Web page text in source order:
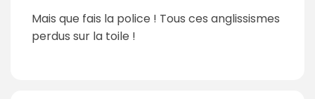
Mais que fais la police ! Tous ces anglissismes
perdus sur la toile !